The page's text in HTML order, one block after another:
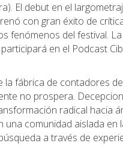
El debut en el
con gran éxito de
fenómenos del festival.
en el Podcast
fábrica de contadores
no prospera.
radical hacia
comunidad aislada en
a través de